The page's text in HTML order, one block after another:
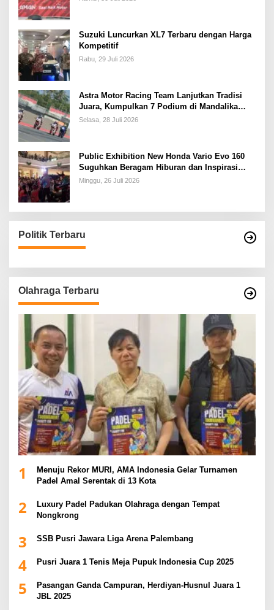
Suzuki Luncurkan XL7 Terbaru dengan Harga
Kompetitif
Rabu, 29 Juli 2026
Astra Motor Racing Team Lanjutkan Tradisi
Juara, Kumpulkan 7 Podium di Mandalika
Racing Series Putaran ke 3
Selasa, 28 Juli 2026
Public Exhibition New Honda Vario Evo 160
Suguhkan Beragam Hiburan dan Inspirasi
Modifikasi
Minggu, 26 Juli 2026
Politik Terbaru
Olahraga Terbaru
1
Menuju Rekor MURI, AMA Indonesia Gelar Turnamen
Padel Amal Serentak di 13 Kota
2
Luxury Padel Padukan Olahraga dengan Tempat
Nongkrong
3 SSB Pusri Jawara Liga Arena Palembang
4 Pusri Juara 1 Tenis Meja Pupuk Indonesia Cup 2025
5
Pasangan Ganda Campuran, Herdiyan-Husnul Juara 1
JBL 2025